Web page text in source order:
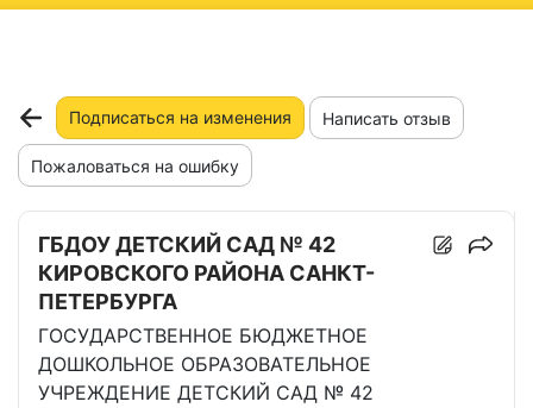
Подписаться на изменения Написать отзыв
Пожаловаться на ошибку
ГБДОУ ДЕТСКИЙ САД № 42
КИРОВСКОГО РАЙОНА САНКТ-
ПЕТЕРБУРГА
ГОСУДАРСТВЕННОЕ БЮДЖЕТНОЕ
ДОШКОЛЬНОЕ ОБРАЗОВАТЕЛЬНОЕ
УЧРЕЖДЕНИЕ ДЕТСКИЙ САД № 42